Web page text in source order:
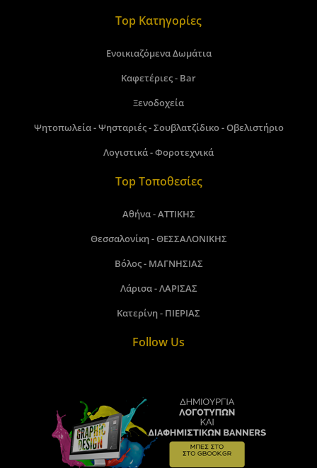
Top Κατηγορίες
Ενοικιαζόμενα Δωμάτια
Καφετέριες - Bar
Ξενοδοχεία
Ψητοπωλεία - Ψησταριές - Σουβλατζίδικο - Οβελιστήριο
Λογιστικά - Φοροτεχνικά
Top Τοποθεσίες
Αθήνα - ΑΤΤΙΚΗΣ
Θεσσαλονίκη - ΘΕΣΣΑΛΟΝΙΚΗΣ
Βόλος - ΜΑΓΝΗΣΙΑΣ
Λάρισα - ΛΑΡΙΣΑΣ
Κατερίνη - ΠΙΕΡΙΑΣ
Follow Us